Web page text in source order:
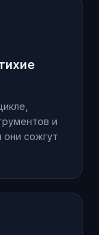
и
сожгут